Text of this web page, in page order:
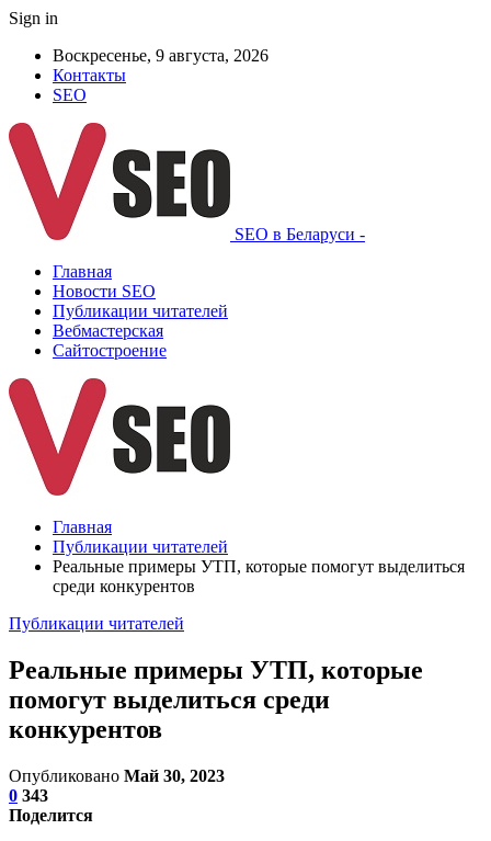
Sign in
Воскресенье, 9 августа, 2026
Контакты
SEO
SEO в Беларуси -
Главная
Новости SEO
Публикации читателей
Вебмастерская
Сайтостроение
Главная
Публикации читателей
Реальные примеры УТП, которые помогут выделиться
среди конкурентов
Публикации читателей
Реальные примеры УТП, которые
помогут выделиться среди
конкурентов
Опубликовано Май 30, 2023
0 343
Поделится